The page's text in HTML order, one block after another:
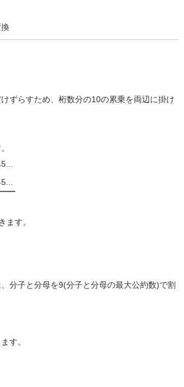
ずらすため、桁数分の10の累乗を両辺に掛け
ます。
分子と分母を9(分子と分母の最大公約数)で割
す。